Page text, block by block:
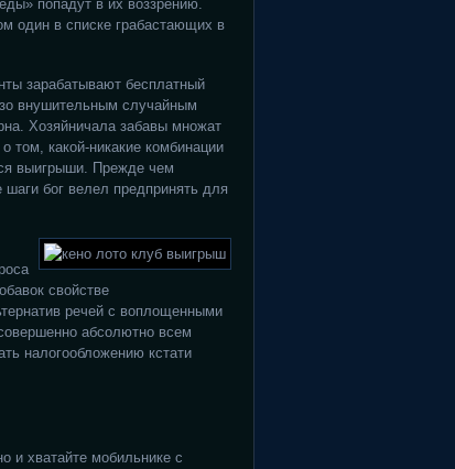
попадут в их воззрению.
один в списке грабастающих в
зарабатывают бесплатный
внушительным случайным
Хозяйничала забавы множат
том, какой-никакие комбинации
выигрыши. Прежде чем
бог велел предпринять для
свойстве
речей с воплощенными
абсолютно всем
налогообложению кстати
и хватайте мобильнике с